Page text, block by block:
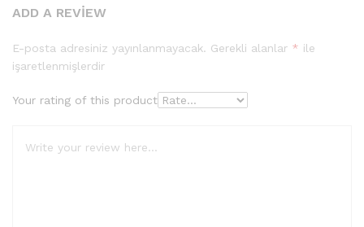
ADD A REVIEW
E-posta adresiniz yayınlanmayacak. Gerekli alanlar * ile
işaretlenmişlerdir
Your rating of this product